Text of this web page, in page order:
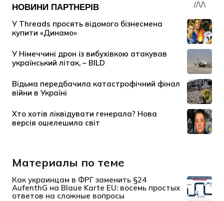
Материалы по теме
Как украинцам в ФРГ заменить §24
AufenthG на Blaue Karte EU: восемь простых
ответов на сложные вопросы